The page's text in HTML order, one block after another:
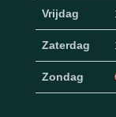
Vrijdag
Zaterdag
Zondag